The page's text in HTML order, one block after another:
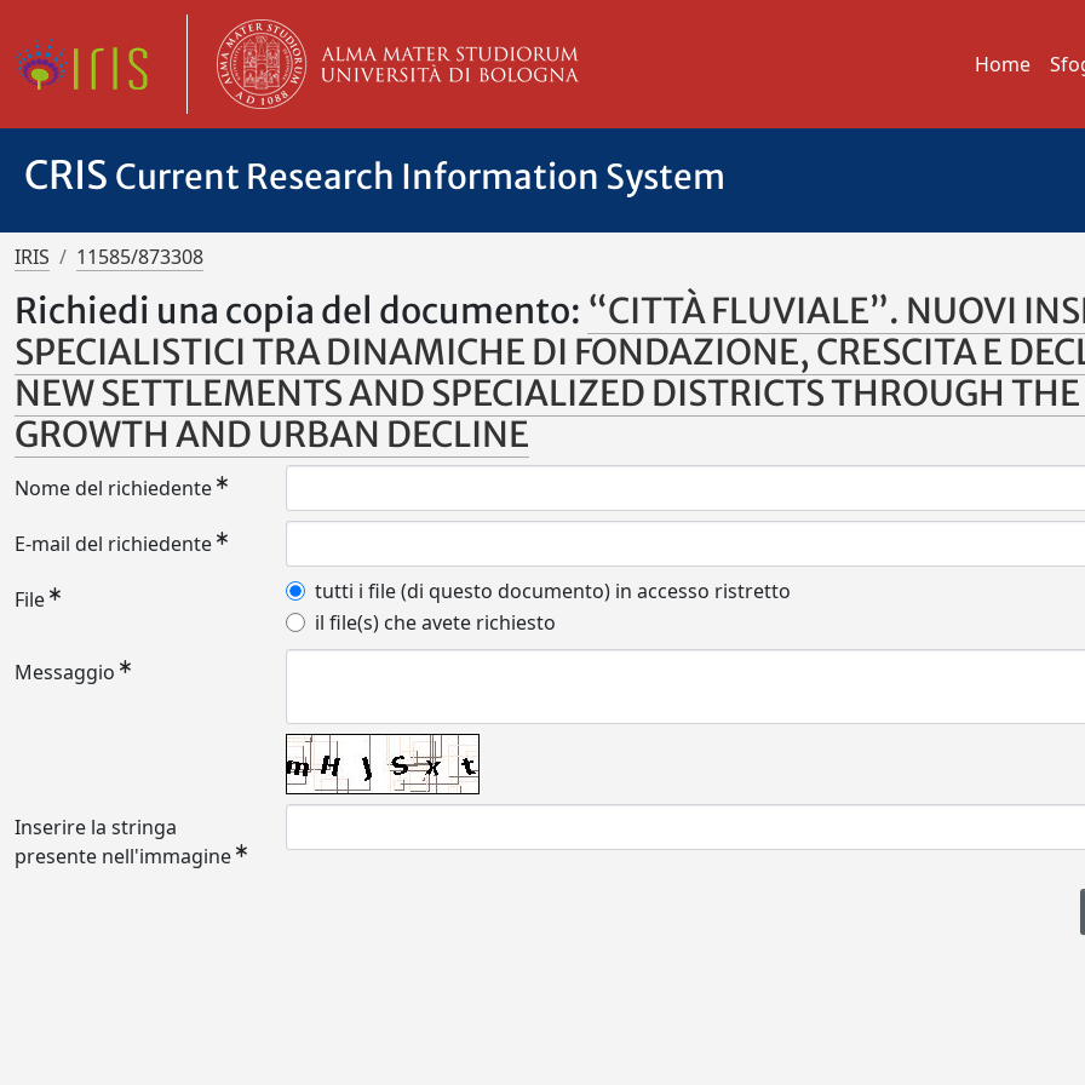
Home
CRIS Current Research Information System
IRIS 11585/873308
Richiedi una copia del documento: “CITTÀ FLUVIALE”. NUOVI
SPECIALISTICI TRA DINAMICHE DI FONDAZIONE, CRESCITA E
NEW SETTLEMENTS AND SPECIALIZED DISTRICTS THROUGH
GROWTH AND URBAN DECLINE
Nome del richiedente
E-mail del richiedente
File
tutti i file (di questo documento) in accesso ristretto
il file(s) che avete richiesto
Messaggio
Inserire la stringa
presente nell'immagine